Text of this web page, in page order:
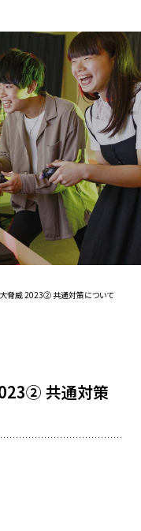
大脅威 2023② 共通対策について
共通対策